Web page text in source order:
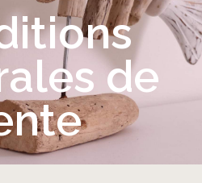
de